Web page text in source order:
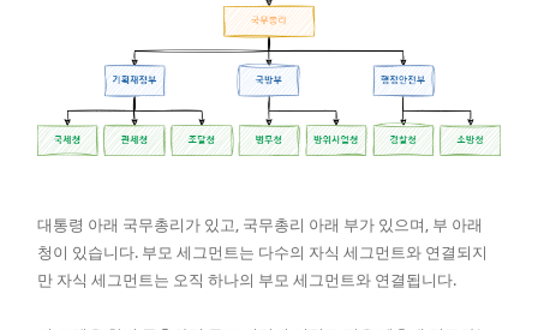
대통령 아래 국무총리가 있고, 국무총리 아래 부가 있으며, 부 아래
청이 있습니다. 부모 세그먼트는 다수의 자식 세그먼트와 연결되지
만 자식 세그먼트는 오직 하나의 부모 세그먼트와 연결됩니다.